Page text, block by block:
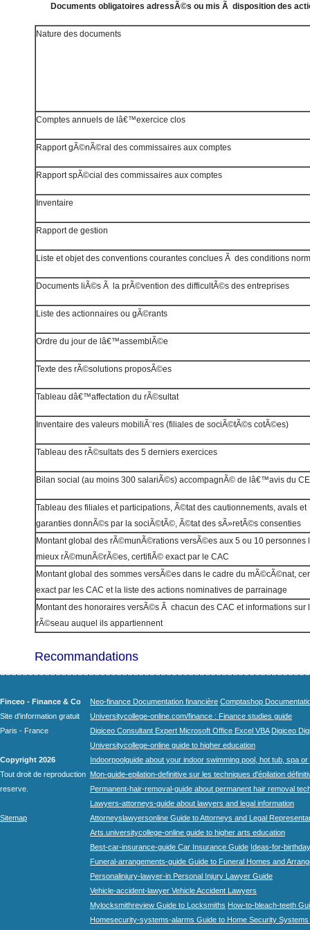
Documents obligatoires adressÃ©s ou mis Ã disposition des
Nature des documents
Comptes annuels de lâ€™exercice clos
Rapport gÃ©nÃ©ral des commissaires aux comptes
Rapport spÃ©cial des commissaires aux comptes
Inventaire
Rapport de gestion
Liste et objet des conventions courantes conclues Ã des conditions
Documents liÃ©s Ã la prÃ©vention des difficultÃ©s des entreprises
Liste des actionnaires ou gÃ©rants
Ordre du jour de lâ€™assemblÃ©e
Texte des rÃ©solutions proposÃ©es
Tableau dâ€™affectation du rÃ©sultat
Inventaire des valeurs mobiliÃ¨res (filiales de sociÃ©tÃ©s cotÃ©es)
Tableau des rÃ©sultats des 5 derniers exercices
Bilan social (au moins 300 salariÃ©s) accompagnÃ© de lâ€™avis du CE
Tableau des filiales et participations, Ã©tat des cautionnements, avals et
garanties donnÃ©s par la sociÃ©tÃ©, Ã©tat des sÃ»retÃ©s consenties
Montant global des rÃ©munÃ©rations versÃ©es aux 5 ou 10 personnes
mieux rÃ©munÃ©rÃ©es, certifiÃ© exact par le CAC
Montant global des sommes versÃ©es dans le cadre du mÃ©cÃ©nat,
exact par les CAC et la liste des actions nominatives de parrainage
Montant des honoraires versÃ©s Ã chacun des CAC et informations sur
rÃ©seau auquel ils appartiennent
Recommandations
Finceo - Finance & Co
Site d'information gratuit
Paris - France
Copyright 2026
Tout droit de reproduction
reserve.
Sitemap
Neo-finance Documentation financière Comptashop
Universitycollege-online.com/finance : Finance studies guide
Digiceo Consultant Expert Microsoft Office Excel VBA Digiceo
Universitycollege-online guide to higher education
Indoorpoolguide about your indoor swimming pool, hot tub, spa
Mon-guide-epilation-definitive sur les techniques d'épilation
Permanent-hair-removal-guide about permanent hair removal
Lawyers-attorneys-guide about lawyers and legal information
Attorneyslawyersonline Guide to Attorneys and Legal
Arts.universitycollege-online guide to higher arts education
Best-car-insurance-guide Car Insurance Guide Ideas-for-
Funeral-arrangements-guide Guide to Funeral Homes and
Personalinjury-lawyer-in Personal Injury Lawyer Guide
Vehicle-accident-lawyer Vehicle Accident Lawyers
Mylocksmithreview Guide to Locksmiths How-to-bleach-teeth
Homesecurity-systems-alarms Guide to Home Security Systems